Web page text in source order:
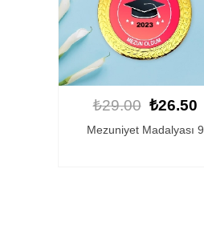
₺29.00 ₺26.50
Mezuniyet Madalyası 9